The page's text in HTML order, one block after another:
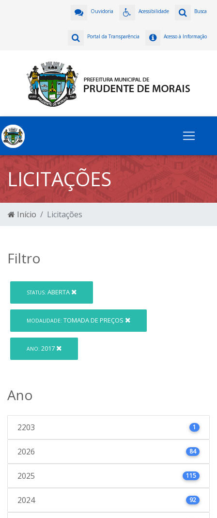
Busca
Acessibilidade
Ouvidoria
Acesso à Informação
Portal da Transparência
LICITAÇÕES
Início Licitações
Filtro
STATUS: ABERTA
MODALIDADE: TOMADA DE PREÇOS
ANO: 2017
Ano
2203 1
2026 84
2025 115
2024 92